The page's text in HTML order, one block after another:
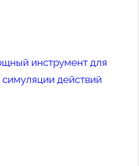
инструмент для
действий